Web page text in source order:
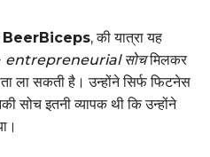
BeerBiceps, की यात्रा यह
entrepreneurial सोचमिलकर
ला सकती है। उन्होंने सिर्फ फिटनेस
सोच इतनी व्यापक थी कि उन्होंने